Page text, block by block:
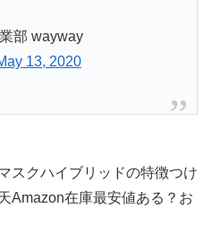
部 wayway
13, 2020
スクハイブリッドの特徴つけ
Amazon在庫最安値ある？お